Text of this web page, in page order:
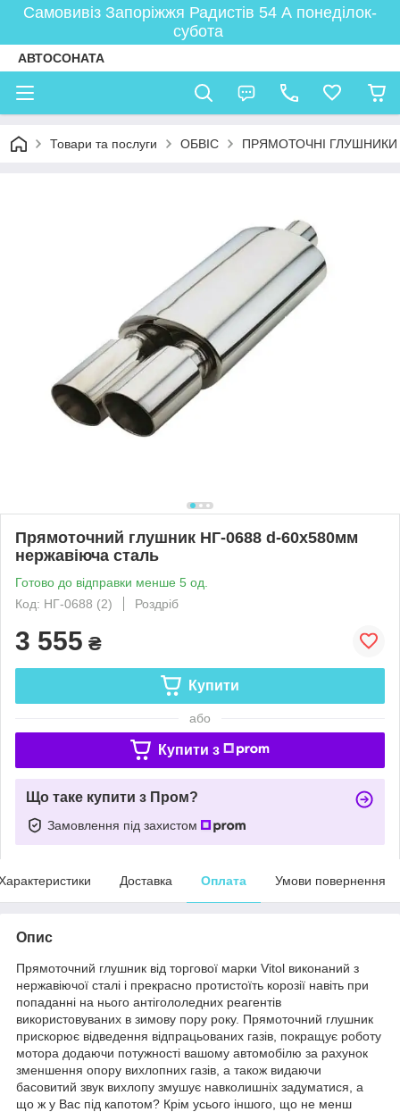
Самовивіз Запоріжжя Радистів 54 А понеділок-
субота
АВТОСОНАТА
Товари та послуги ОБВІС ПРЯМОТОЧНІ ГЛУШНИКИ
Прямоточний глушник НГ-0688 d-60х580мм
нержавіюча сталь
Готово до відправки менше 5 од.
Код: НГ-0688 (2)
Роздріб
3 555 ₴
Купити
або
Купити з
Що таке купити з Пром?
Замовлення під захистом
Доставка Оплата Умови повернення
Опис
Прямоточний глушник від торгової марки Vitol виконаний з
нержавіючої сталі і прекрасно протистоїть корозії навіть при
попаданні на нього антігололедних реагентів
використовуваних в зимову пору року. Прямоточний глушник
прискорює відведення відпрацьованих газів, покращує роботу
мотора додаючи потужності вашому автомобілю за рахунок
зменшення опору вихлопних газів, а також видаючи
басовитий звук вихлопу змушує навколишніх задуматися, а
що ж у Вас під капотом? Крім усього іншого, що не менш